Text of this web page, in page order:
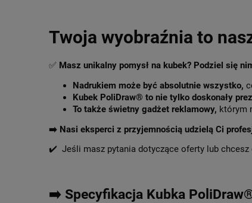
Twoja wyobraźnia to
✅ Masz unikalny pomysł na kubek? Podziel się
Nadrukiem może być absolutnie wszystko,
Kubek PoliDraw® to nie tylko doskonały
To także świetny gadżet reklamowy, którym
➡️ Nasi eksperci z przyjemnością udzielą Ci
✔️ Jeśli masz pytania dotyczące oferty lub chcesz
➡️ Specyfikacja Kubka